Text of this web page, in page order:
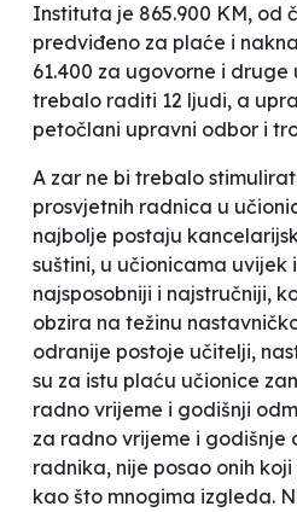
Instituta je 865.900 KM, od
predviđeno za plaće i
61.400 za ugovorne i druge
trebalo raditi 12 ljudi, a
petočlani upravni odbor i
A zar ne bi trebalo
prosvjetnih radnica u
najbolje postaju
suštini, u učionicama uvijek
najsposobniji i najstručniji,
obzira na težinu
odranije postoje učitelji,
su za istu plaću učionice
radno vrijeme i godišnji
za radno vrijeme i godišnje
radnika, nije posao onih
kao što mnogima izgleda.